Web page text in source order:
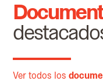
Ver todos los